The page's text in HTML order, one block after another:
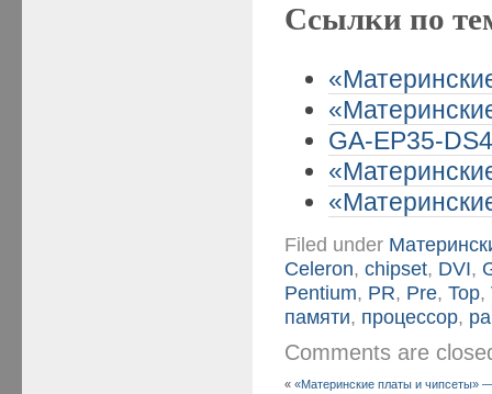
Ссылки по
GA-EP35-
Filed under
Celeron,chipset, DVI,
Pentium, PR, Pre,Top,
памяти, процессор,
Comments are
««Материнские платы и чипсеты»